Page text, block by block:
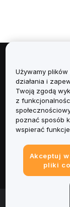
Informacje
Usługi
Obsługa
Informacje
© 2025-2026
Używamy
działania i
Twoją zgodą
z
poznać sposób
wspierać
Akceptuj
pliki